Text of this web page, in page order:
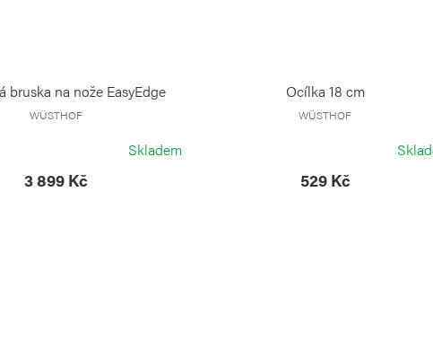
bruska na nože EasyEdge
WÜSTHOF
Skladem
3 899 Kč
Ocílka 18 cm
WÜSTHOF
529 Kč